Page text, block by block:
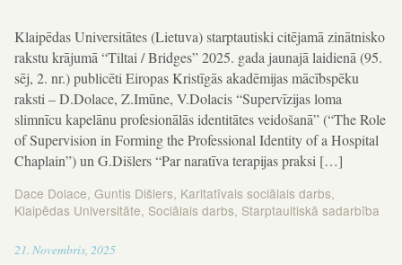
Klaipēdas Universitātes (Lietuva) starptautiski citējamā zinātnisko
rakstu krājumā “Tiltai / Bridges” 2025. gada jaunajā laidienā (95.
sēj, 2. nr.) publicēti Eiropas Kristīgās akadēmijas mācībspēku
raksti – D.Dolace, Z.Imūne, V.Dolacis “Supervīzijas loma
slimnīcu kapelānu profesionālās identitātes veidošanā” (“The Role
of Supervision in Forming the Professional Identity of a Hospital
Chaplain”) un G.Dišlers “Par naratīva terapijas praksi […]
Dace Dolace, Guntis Dišlers, Karitatīvais sociālais darbs,
Klaipēdas Universitāte, Sociālais darbs, Starptauitiskā sadarbība
21. Novembris, 202517:19